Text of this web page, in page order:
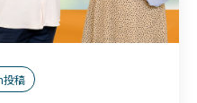
投稿